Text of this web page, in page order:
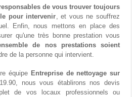
de vous trouver toujours
pour intervenir, et vous ne souffrez
Enfin, nous mettons en place des
qu'une très bonne prestation vous
de nos prestations soient
de la personne qui intervient.
équipe Entreprise de nettoyage sur
nous vous établirons nos devis
de vos locaux professionnels ou